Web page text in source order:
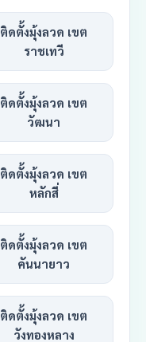
ติดตั้งมุ้งลวด เขต
ราชเทวี
ติดตั้งมุ้งลวด เขต
วัฒนา
ติดตั้งมุ้งลวด เขต
หลักสี่
ติดตั้งมุ้งลวด เขต
คันนายาว
ติดตั้งมุ้งลวด เขต
วังทองหลาง